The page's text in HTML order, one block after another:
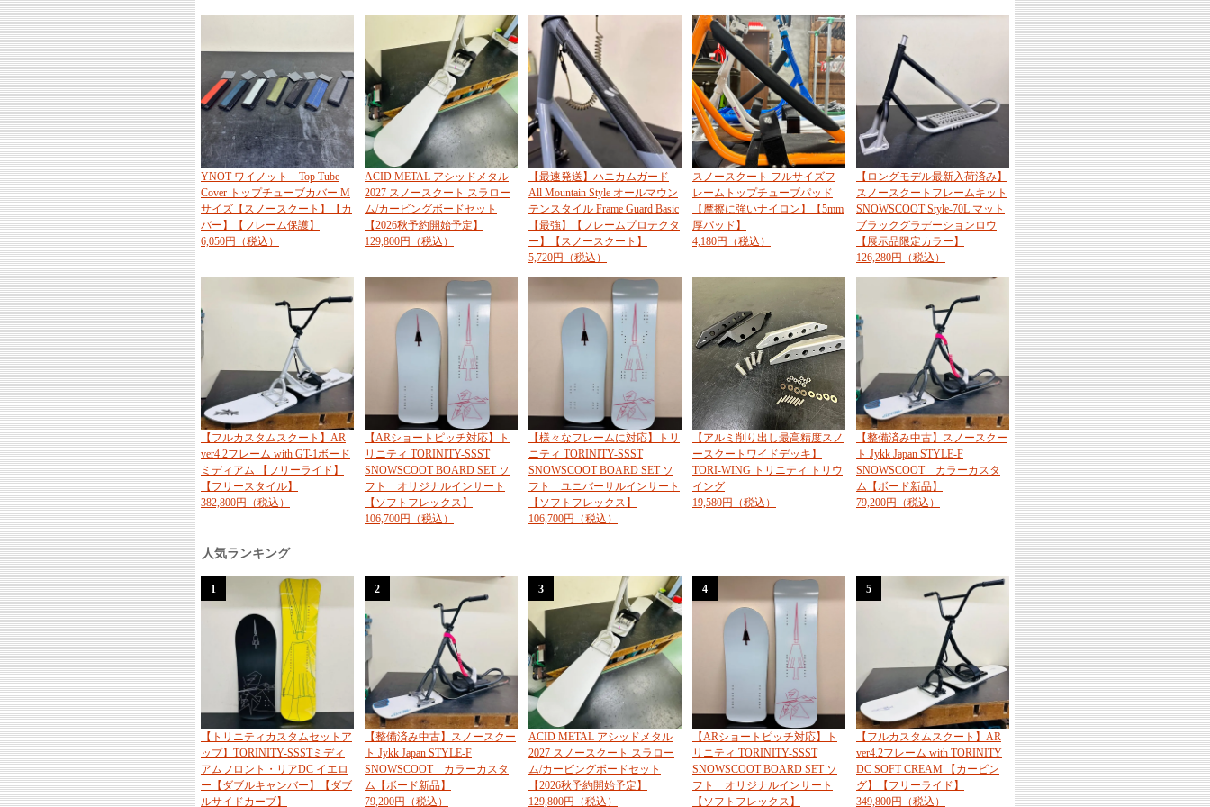
YNOT ワイノット Top Tube
Cover トップチューブカバー M
サイズ【スノースクート】【カ
バー】【フレーム保護】
6,050円（税込）
ACID METAL アシッドメタル
2027 スノースクート スラロー
ム/カービングボードセット
【2026秋予約開始予定】
129,800円（税込）
【最速発送】ハニカムガード
All Mountain Style オールマウン
テンスタイル Frame Guard Basic
【最強】【フレームプロテクタ
ー】【スノースクート】
5,720円（税込）
スノースクート フルサイズフ
レームトップチューブパッド
【摩擦に強いナイロン】【5mm
厚パッド】
4,180円（税込）
【ロングモデル最新入荷済み】
スノースクートフレームキット
SNOWSCOOT Style-70L マット
ブラックグラデーションロウ
【展示品限定カラー】
126,280円（税込）
【フルカスタムスクート】AR
ver4.2フレーム with GT-1ボード
ミディアム 【フリーライド】
【フリースタイル】
382,800円（税込）
【ARショートピッチ対応】ト
リニティ TORINITY-SSST
SNOWSCOOT BOARD SET ソ
フト オリジナルインサート
【ソフトフレックス】
106,700円（税込）
【様々なフレームに対応】トリ
ニティ TORINITY-SSST
SNOWSCOOT BOARD SET ソ
フト ユニバーサルインサート
【ソフトフレックス】
106,700円（税込）
【アルミ削り出し最高精度スノ
ースクートワイドデッキ】
TORI-WING トリニティ トリウ
イング
19,580円（税込）
【整備済み中古】スノースクー
ト Jykk Japan STYLE-F
SNOWSCOOT カラーカスタ
ム【ボード新品】
79,200円（税込）
人気ランキング
1
【トリニティカスタムセットア
ップ】TORINITY-SSSTミディ
アムフロント・リアDC イエロ
ー【ダブルキャンバー】【ダブ
ルサイドカーブ】
2
【整備済み中古】スノースクー
ト Jykk Japan STYLE-F
SNOWSCOOT カラーカスタ
ム【ボード新品】
79,200円（税込）
3
ACID METAL アシッドメタル
2027 スノースクート スラロー
ム/カービングボードセット
【2026秋予約開始予定】
129,800円（税込）
4
【ARショートピッチ対応】ト
リニティ TORINITY-SSST
SNOWSCOOT BOARD SET ソ
フト オリジナルインサート
【ソフトフレックス】
5
【フルカスタムスクート】AR
ver4.2フレーム with TORINITY
DC SOFT CREAM 【カービン
グ】【フリーライド】
349,800円（税込）